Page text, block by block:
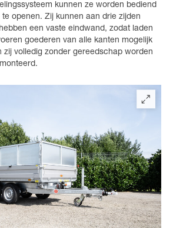
kunnen ze worden bediend
openen. Zij kunnen aan drie zijden
een vaste eindwand, zodat laden
goederen van alle kanten mogelijk
zij volledig zonder gereedschap worden